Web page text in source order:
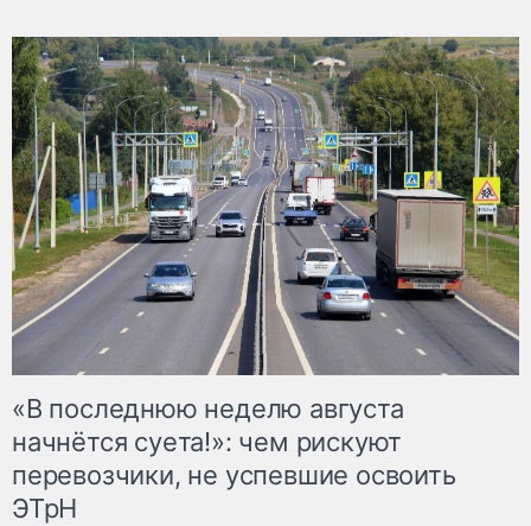
«В последнюю неделю августа
начнётся суета!»: чем рискуют
перевозчики, не успевшие освоить
ЭТрН